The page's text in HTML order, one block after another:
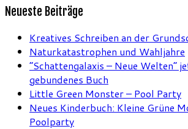
Neueste Beiträge
Kreatives Schreiben an der
Naturkatastrophen und Wahljahre
“Schattengalaxis – Neue Welten”
gebundenes Buch
Little Green Monster – Pool Party
Neues Kinderbuch: Kleine Grüne
Poolparty